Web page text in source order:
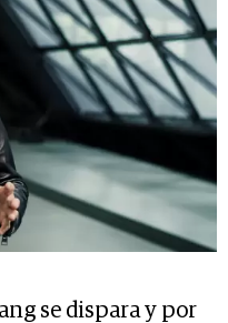
se dispara y por